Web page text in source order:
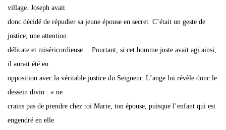
village. Joseph avait
donc décidé de répudier sa jeune épouse en secret. C’était un geste de
justice, une attention
délicate et miséricordieuse… Pourtant, si cet homme juste avait agi ainsi,
il aurait été en
opposition avec la véritable justice du Seigneur. L’ange lui révèle donc le
dessein divin : « ne
crains pas de prendre chez toi Marie, ton épouse, puisque l’enfant qui est
engendré en elle